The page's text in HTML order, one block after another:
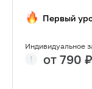
Первый
Индивидуальное
от 790